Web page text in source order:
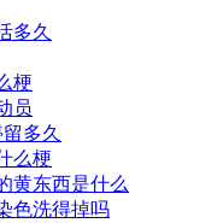
多久
梗
员
多久
么梗
黄东西是什么
色洗得掉吗